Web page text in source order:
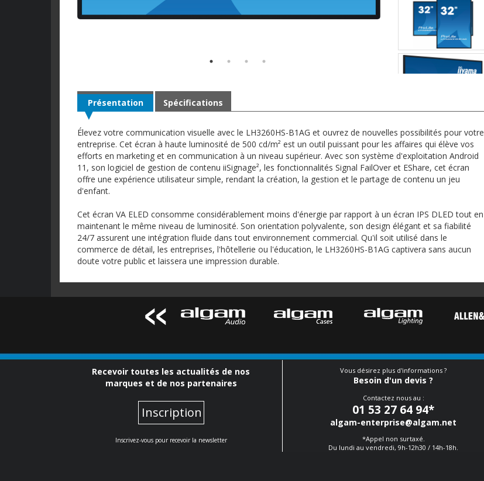
Présentation
Élevez votre communication visuelle avec le LH3260HS-B1AG et ouvrez de nouvelles possibilités pour votre
entreprise. Cet écran à haute luminosité de 500 cd/m² est un outil puissant pour les affaires qui élève vos
efforts en marketing et en communication à un niveau supérieur. Avec son système d'exploitation Android
11, son logiciel de gestion de contenu iiSignage², les fonctionnalités Signal FailOver et EShare, cet écran
offre une expérience utilisateur simple, rendant la création, la gestion et le partage de contenu un jeu
d'enfant.
Cet écran VA ELED consomme considérablement moins d'énergie par rapport à un écran IPS DLED tout en
maintenant le même niveau de luminosité. Son orientation polyvalente, son design élégant et sa fiabilité
24/7 assurent une intégration fluide dans tout environnement commercial. Qu'il soit utilisé dans le
commerce de détail, les entreprises, l'hôtellerie ou l'éducation, le LH3260HS-B1AG captivera sans aucun
doute votre public et laissera une impression durable.
Spécifications
Recevoir toutes les actualités de nos
marques et de nos partenaires
Inscription
Inscrivez-vous pour recevoir la newsletter
Vous désirez plus d'informations ?
Besoin d'un devis ?
Contactez nous au :
01 53 27 64 94*
algam-enterprise@algam.net
*Appel non surtaxé.
Du lundi au vendredi, 9h-12h30 / 14h-18h.